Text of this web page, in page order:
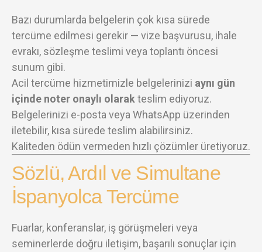
Bazı durumlarda belgelerin çok kısa sürede
tercüme edilmesi gerekir — vize başvurusu, ihale
evrakı, sözleşme teslimi veya toplantı öncesi
sunum gibi.
Acil tercüme hizmetimizle belgelerinizi aynı gün
içinde noter onaylı olarak teslim ediyoruz.
Belgelerinizi e-posta veya WhatsApp üzerinden
iletebilir, kısa sürede teslim alabilirsiniz.
Kaliteden ödün vermeden hızlı çözümler üretiyoruz.
Sözlü, Ardıl ve Simultane
İspanyolca Tercüme
Fuarlar, konferanslar, iş görüşmeleri veya
seminerlerde doğru iletişim, başarılı sonuçlar için